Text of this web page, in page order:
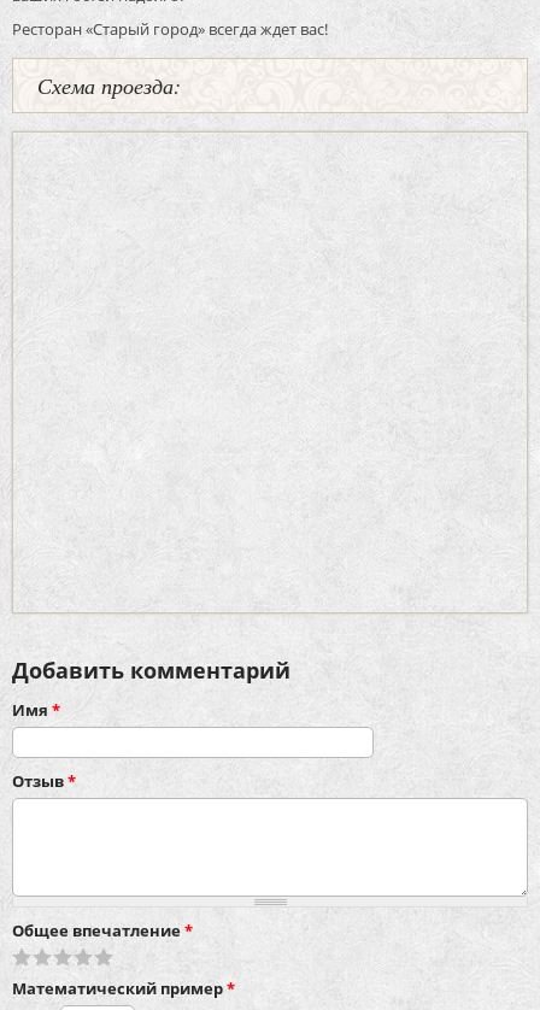
Ресторан «Старый город» всегда ждет вас!
Схема проезда:
Добавить комментарий
Имя *
Отзыв*
Общее впечатление*
Математический пример*